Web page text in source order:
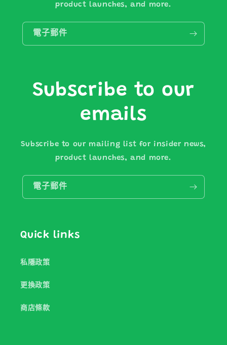
product launches, and more.
電子郵件
Subscribe to our
emails
Subscribe to our mailing list for insider news,
product launches, and more.
電子郵件
Quick links
私隱政策
更換政策
商店條款